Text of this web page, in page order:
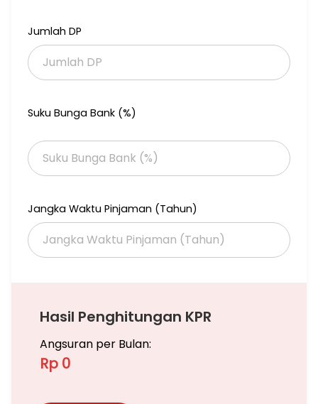
2. Bebas banjir
3. Desain rumah yg sejuk dan asri dirancang oleh arsitek lokal
dgn taraf internasional
4. Harga termurah di kelasnya
Mall, Pasar Pagi Mangga Dua, Mangga Dua Square ), dekat ke
6. Lingkungan nyaman dan tidak bising
7. Dibangun oleh kontraktor berpengalaman
8. Spesifikasi bangunan yang berkualitas
10. STOK TERBATAS HANYA 10 UNIT
Jumlah DP
Suku Bunga Bank (%)
Jangka Waktu Pinjaman (Tahun)
Hasil Penghitungan KPR
Angsuran per Bulan:
Rp 0